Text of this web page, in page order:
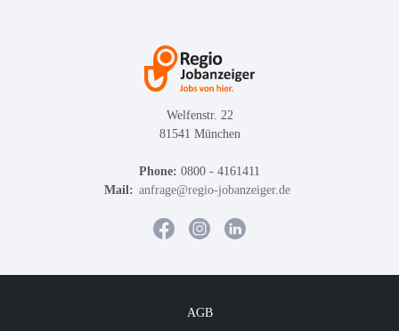
Welfenstr. 22
81541 München
Phone: 0800 - 4161411
Mail: anfrage@regio-jobanzeiger.de
AGB